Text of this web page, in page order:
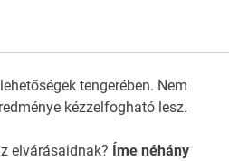
tengerében. Nem
kézzelfogható lesz.
elvárásaidnak? Íme néhány